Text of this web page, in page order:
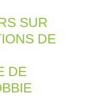
SUR
DE
DE